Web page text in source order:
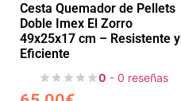
Cesta Quemador de Pellets
Doble Imex El Zorro
49x25x17 cm – Resistente y
Eficiente
0 - 0 reseñas